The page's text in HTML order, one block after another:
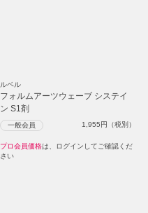
ルベル
フォルムアーツウェーブ システイ
ン S1剤
一般会員 1,955円（税別）
プロ会員価格は、ログインしてご確認くだ
さい